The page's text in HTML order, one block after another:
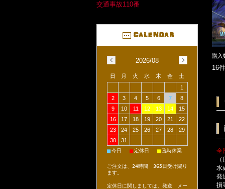
購入
16
全
水
発
損
交通事故110番
2026/08
日 月 火 水 木 金
土
1
2
3 4 5 6 7
8
9
10 11 12 13 14
15
16
17 18 19 20 21
22
23
24 25 26 27 28
29
30
31
■今日 ■定休日 ■臨時休業
ご注文は、24時間 365日受け賜り
ます。
定休日に関しましては、発送 メー